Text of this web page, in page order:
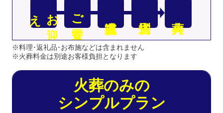
お
迎
え ご安置
※料理･返礼品･お布施などは含まれません
※火葬料金は別途お客様負担となります
火葬のみの
シンプルプラン